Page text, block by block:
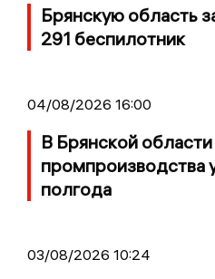
Брянскую область
291 беспилотник
04/08/2026 16:00
В Брянской
промпроизводства
полгода
03/08/2026 10:24